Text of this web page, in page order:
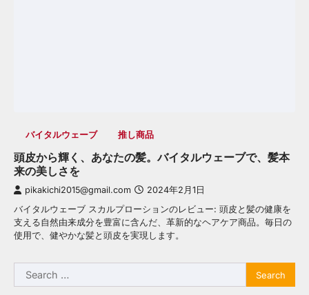
バイタルウェーブ 推し商品
頭皮から輝く、あなたの髪。バイタルウェーブで、髪本
来の美しさを
pikakichi2015@gmail.com 2024年2月1日
バイタルウェーブ スカルプローションのレビュー: 頭皮と髪の健康を
支える自然由来成分を豊富に含んだ、革新的なヘアケア商品。毎日の
使用で、健やかな髪と頭皮を実現します。
Search
for: